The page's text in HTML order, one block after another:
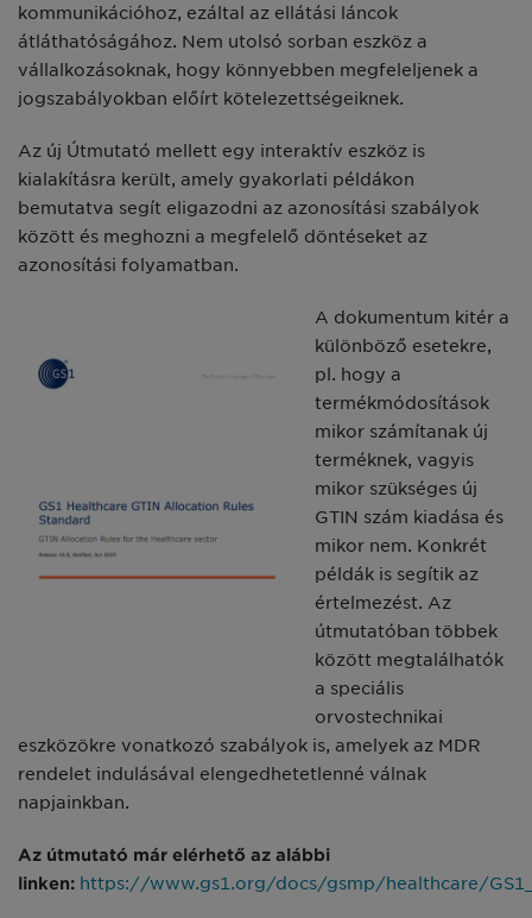
kommunikációhoz, ezáltal az ellátási láncok
átláthatóságához. Nem utolsó sorban eszköz a
vállalkozásoknak, hogy könnyebben megfeleljenek a
jogszabályokban előírt kötelezettségeiknek.
Az új Útmutató mellett egy interaktív eszköz is
kialakításra került, amely gyakorlati példákon
bemutatva segít eligazodni az azonosítási szabályok
között és meghozni a megfelelő döntéseket az
azonosítási folyamatban.
A dokumentum kitér a
különböző esetekre,
pl. hogy a
termékmódosítások
mikor számítanak új
terméknek, vagyis
mikor szükséges új
GTIN szám kiadása és
mikor nem. Konkrét
példák is segítik az
értelmezést. Az
útmutatóban többek
között megtalálhatók
a speciális
orvostechnikai
eszközökre vonatkozó szabályok is, amelyek az MDR
rendelet indulásával elengedhetetlenné válnak
napjainkban.
Az útmutató már elérhető az alábbi
linken: https://www.gs1.org/docs/gsmp/healthcare/